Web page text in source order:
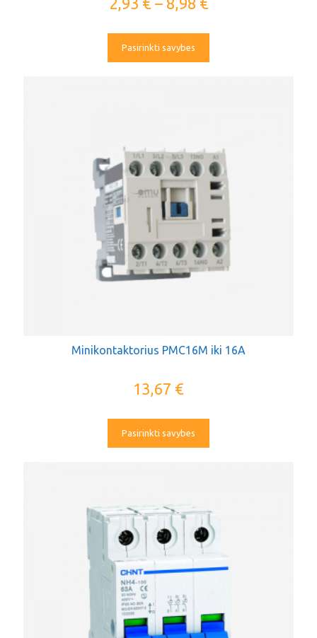
Pasirinkti savybes
Minikontaktorius PMC16M iki 16A
13,67 €
Pasirinkti savybes